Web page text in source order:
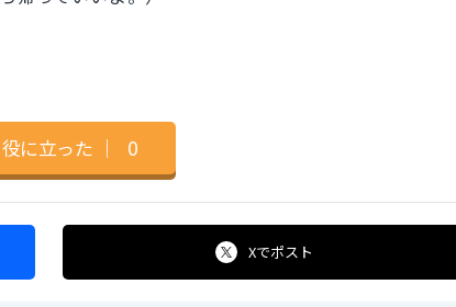
役に立った ｜ 0
Xでポスト